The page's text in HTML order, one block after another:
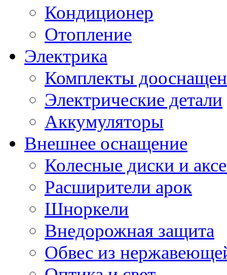
Кондиционер
Отопление
Электрика
Комплекты
Электрические детали
Аккумуляторы
Внешнее оснащение
Колесные диски и
Расширители арок
Шноркели
Внедорожная защита
Обвес из